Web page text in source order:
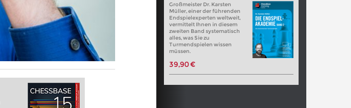
Großmeister Dr. Karsten
Müller, einer der führenden
Endspielexperten weltweit,
vermittelt Ihnen in diesem
zweiten Band systematisch
alles, was Sie zu
Turmendspielen wissen
müssen.
39,90 €